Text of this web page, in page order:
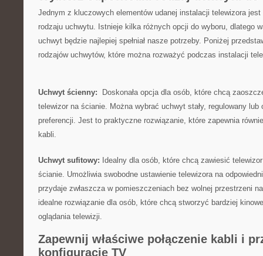
Jednym⁢ z kluczowych elementów udanej instalacji telewizora‍ jest
rodzaju uchwytu. Istnieje kilka różnych opcji do​ wyboru, dlatego
uchwyt będzie najlepiej spełniał nasze potrzeby. ⁢Poniżej‍
rodzajów uchwytów, które można rozważyć podczas instalacji
Uchwyt ścienny:
Doskonała opcja dla osób, ‍które chcą
telewizor na ścianie. Można wybrać⁤ uchwyt stały, regulowany lub
preferencji. Jest to praktyczne rozwiązanie, ​które ‌zapewnia
⁢kabli.
Uchwyt sufitowy: Idealny dla ⁤osób, które chcą ‌zawiesić
⁣ścianie. ‌Umożliwia swobodne ustawienie ⁢telewizora na
przydaje zwłaszcza ⁢w pomieszczeniach⁢ bez wolnej przestrzeni⁤
idealne rozwiązanie dla osób, które chcą stworzyć bardziej
oglądania ⁣telewizji.
Zapewnij⁤ właściwe połączenie ⁣kabli i
konfigurację TV